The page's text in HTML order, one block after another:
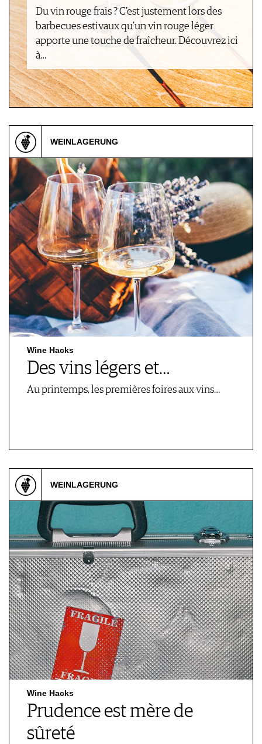
VINOPHILES
ARCHIVES
CONCOURS DE VIN
CONCOURS
AVANTAGES
GUIDE MILLÉSIMES
ABONNER
RECHERCHE VINS
GUIDE DU VIGNOBLE
WINE TRADE CLUB
OFFRES D'EMPLOIS
PUBLICITÉ
PRESSE
MENTIONS LÉGALES
CGV & PROTECTION DES
DONNÉES
FAQ
Du vin rouge frais ? C'est justement lors des
barbecues estivaux qu'un vin rouge léger
apporte une touche de fraîcheur. Découvrez ici
à…
WEINLAGERUNG
Wine Hacks
Des vins légers et…
Au printemps, les premières foires aux vins…
WEINLAGERUNG
Wine Hacks
Prudence est mère de
sûreté